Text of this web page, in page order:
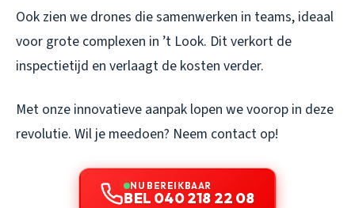
Ook zien we drones die samenwerken in teams, ideaal
voor grote complexen in ’t Look. Dit verkort de
inspectietijd en verlaagt de kosten verder.
Met onze innovatieve aanpak lopen we voorop in deze
revolutie. Wil je meedoen? Neem contact op!
NU BEREIKBAAR
BEL 040 218 22 08